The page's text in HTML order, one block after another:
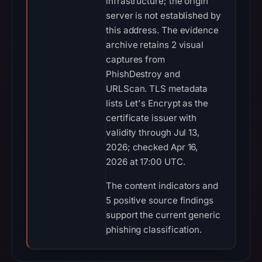
server is not established by
this address. The evidence
archive retains 2 visual
captures from
PhishDestroy and
URLScan. TLS metadata
lists Let's Encrypt as the
certificate issuer with
validity through Jul 13,
2026; checked Apr 16,
2026 at 17:00 UTC.
The content indicators and
5 positive source findings
support the current generic
phishing classification.